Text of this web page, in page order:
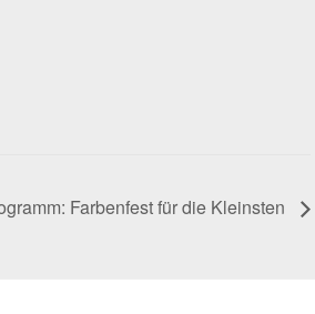
Farbenfest für die Kleinsten